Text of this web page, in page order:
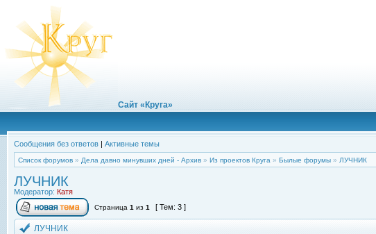
Сайт «Круга»
Сообщения без ответов | Активные темы
Список форумов » Дела давно минувших дней - Архив » Из проектов Круга » Былые форумы » ЛУЧНИК
ЛУЧНИК
Модератор: Катя
Страница 1 из 1 [ Тем: 3 ]
ЛУЧНИК